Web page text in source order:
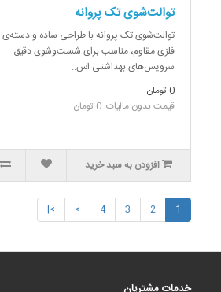
توالت‌شوی تک پروانه
توالت‌شوی تک پروانه با طراحی ساده و دسته‌ی
فلزی مقاوم، مناسب برای شست‌وشوی دقیق
سرویس‌های بهداشتی اس..
0 تومان
قیمت بدون مالیات: 0 تومان
افزودن به سبد خرید
1
2
3
4
>
>|